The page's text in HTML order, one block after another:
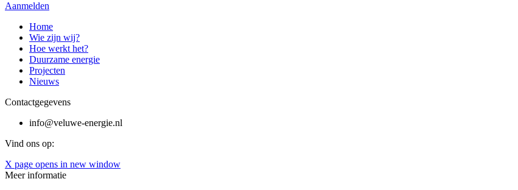
Aanmelden
Home
Wie zijn wij?
Hoe werkt het?
Duurzame energie
Projecten
Nieuws
Contactgegevens
info@veluwe-energie.nl
Vind ons op:
X page opens in new window
Meer informatie